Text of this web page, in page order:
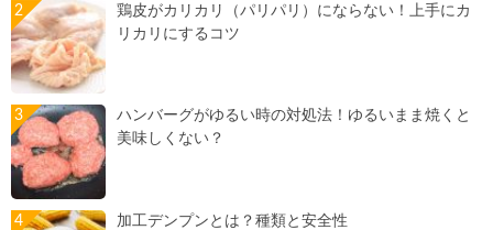
鶏皮がカリカリ（パリパリ）にならない！上手にカ
リカリにするコツ
ハンバーグがゆるい時の対処法！ゆるいまま焼くと
美味しくない？
加工デンプンとは？種類と安全性